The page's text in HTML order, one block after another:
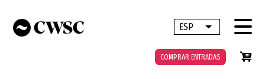
contenido
ESP Lista adicional
COMPRAR ENTRADAS